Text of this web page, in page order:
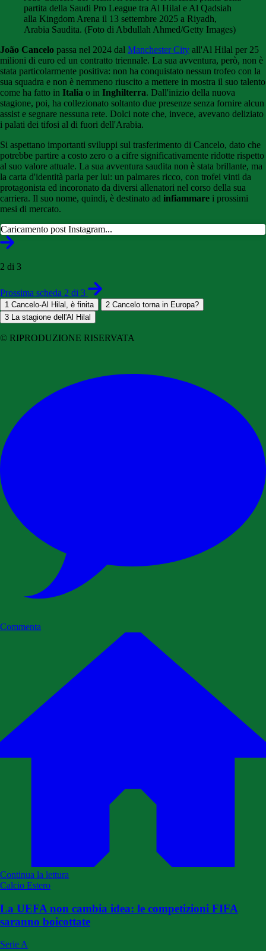
partita della Saudi Pro League tra Al Hilal e Al Qadsiah
alla Kingdom Arena il 13 settembre 2025 a Riyadh,
Arabia Saudita. (Foto di Abdullah Ahmed/Getty Images)
João Cancelo passa nel 2024 dal Manchester City all'Al Hilal per 25
milioni di euro ed un contratto triennale. La sua avventura, però, non è
stata particolarmente positiva: non ha conquistato nessun trofeo con la
sua squadra e non è nemmeno riuscito a mettere in mostra il suo talento
come ha fatto in Italia o in Inghilterra. Dall'inizio della nuova
stagione, poi, ha collezionato soltanto due presenze senza fornire alcun
assist e segnare nessuna rete. Dolci note che, invece, avevano deliziato
i palati dei tifosi al di fuori dell'Arabia.
Si aspettano importanti sviluppi sul trasferimento di Cancelo, dato che
potrebbe partire a costo zero o a cifre significativamente ridotte rispetto
al suo valore attuale. La sua avventura saudita non è stata brillante, ma
la carta d'identità parla per lui: un palmares ricco, con trofei vinti da
protagonista ed incoronato da diversi allenatori nel corso della sua
carriera. Il suo nome, quindi, è destinato ad infiammare i prossimi
mesi di mercato.
Caricamento post Instagram...
2 di 3
Prossima scheda 2 di 3
1 Cancelo-Al Hilal, è finita 2 Cancelo torna in Europa?
3 La stagione dell'Al Hilal
© RIPRODUZIONE RISERVATA
Commenta
Continua la lettura
Calcio Estero
La UEFA non cambia idea: le competizioni FIFA
saranno boicottate
Serie A